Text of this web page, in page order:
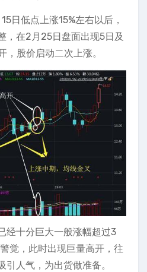
日低点上涨15%左右以后，
，在2月25日盘面出现5日及
，股价启动二次上涨。
经十分巨大一般涨幅超过3
觉，此时出现巨量高开，往
人气，为出货做准备。